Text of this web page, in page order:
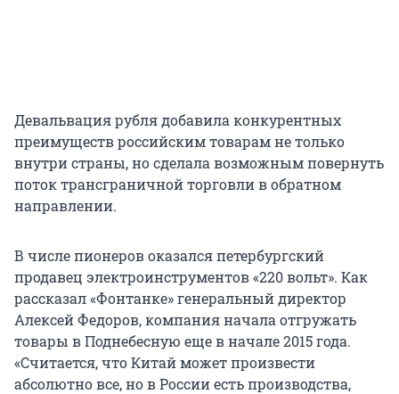
Девальвация рубля добавила конкурентных
преимуществ российским товарам не только
внутри страны, но сделала возможным повернуть
поток трансграничной торговли в обратном
направлении.
В числе пионеров оказался петербургский
продавец электроинструментов «220 вольт». Как
рассказал «Фонтанке» генеральный директор
Алексей Федоров, компания начала отгружать
товары в Поднебесную еще в начале 2015 года.
«Считается, что Китай может произвести
абсолютно все, но в России есть производства,